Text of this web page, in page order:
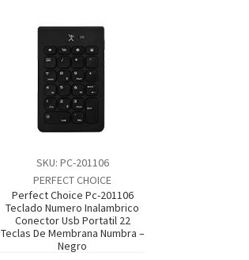
SKU: PC-201106
PERFECT CHOICE
Perfect Choice Pc-201106
Teclado Numero Inalambrico
Conector Usb Portatil 22
Teclas De Membrana Numbra –
Negro